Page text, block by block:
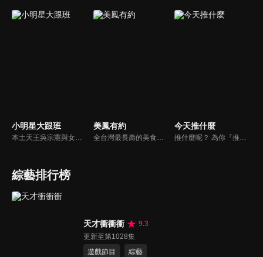
小明星大跟班
本土天王吳宗憲與女兒吳姍儒（Sandy）搭檔主持，每集邀請來賓暢談演藝圈大小事，父女檔聯手笑果十足，老梗搭上新世代，最新組合強勢登場！
美鳳有約
全台灣最長壽的美食節目《美鳯有約》魅力百分百！長達15年的播出時間，總是陪伴著許多婆婆媽媽們渡過一個輕鬆愉快的時光，精采內容您絕對不可錯過喔！
今天推什麼
推什麼呢？ 為你『推』上熱騰騰第一手消息！時下最新、最夯！吃喝玩樂食衣住行藝文活動，哪邊流行哪邊去！好物推薦真心不騙！跟著《今天推什麼》走在潮流最前線！
綜藝排行榜
天才衝衝衝
9.3
更新至第1028集
遊戲節目
綜藝